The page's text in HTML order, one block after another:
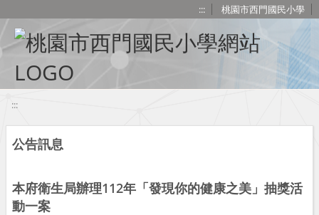
::: 桃園市西門國民小學
:::
公告訊息
本府衛生局辦理112年「發現你的健康之美」抽獎活
動一案